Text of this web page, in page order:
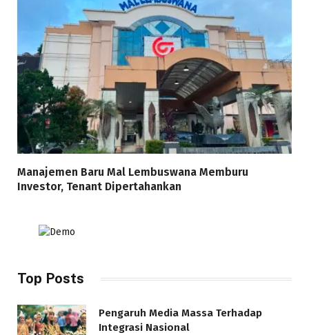
Manajemen Baru Mal Lembuswana Memburu
Investor, Tenant Dipertahankan
Top Posts
Pengaruh Media Massa Terhadap
Integrasi Nasional